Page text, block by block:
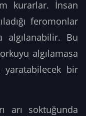
kurarlar. İnsan
feromonlar
algılanabilir. Bu
algılamasa
bir
arı soktuğunda